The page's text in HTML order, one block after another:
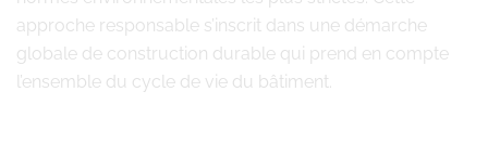
approche responsable s’inscrit dans une démarche
globale de construction durable qui prend en compte
l’ensemble du cycle de vie du bâtiment.